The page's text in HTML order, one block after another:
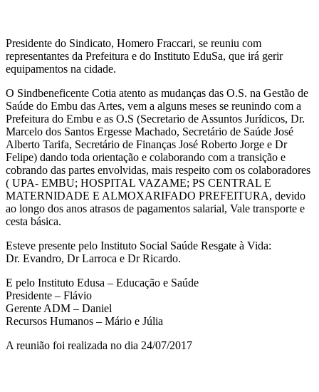
Presidente do Sindicato, Homero Fraccari, se reuniu com
representantes da Prefeitura e do Instituto EduSa, que irá gerir
equipamentos na cidade.
O Sindbeneficente Cotia atento as mudanças das O.S. na Gestão de
Saúde do Embu das Artes, vem a alguns meses se reunindo com a
Prefeitura do Embu e as O.S (Secretario de Assuntos Jurídicos, Dr.
Marcelo dos Santos Ergesse Machado, Secretário de Saúde José
Alberto Tarifa, Secretário de Finanças José Roberto Jorge e Dr
Felipe) dando toda orientação e colaborando com a transição e
cobrando das partes envolvidas, mais respeito com os colaboradores
( UPA- EMBU; HOSPITAL VAZAME; PS CENTRAL E
MATERNIDADE E ALMOXARIFADO PREFEITURA, devido
ao longo dos anos atrasos de pagamentos salarial, Vale transporte e
cesta básica.
Esteve presente pelo Instituto Social Saúde Resgate à Vida:
Dr. Evandro, Dr Larroca e Dr Ricardo.
E pelo Instituto Edusa – Educação e Saúde
Presidente – Flávio
Gerente ADM – Daniel
Recursos Humanos – Mário e Júlia
A reunião foi realizada no dia 24/07/2017